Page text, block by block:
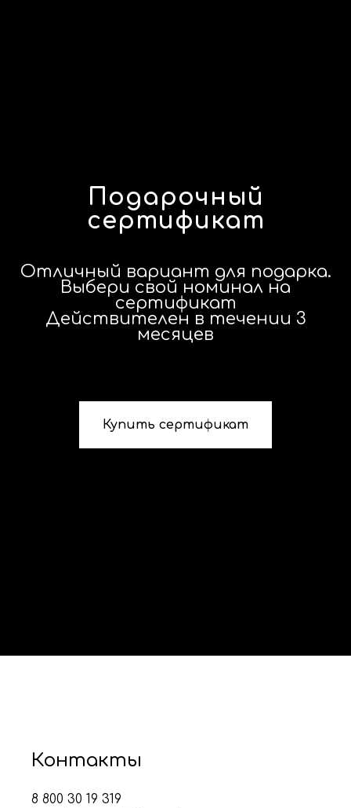
Подарочный
сертификат
Отличный вариант для подарка.
Выбери свой номинал на
сертификат
Действителен в течении 3
месяцев
Купить сертификат
Контакты
8 800 30 19 319